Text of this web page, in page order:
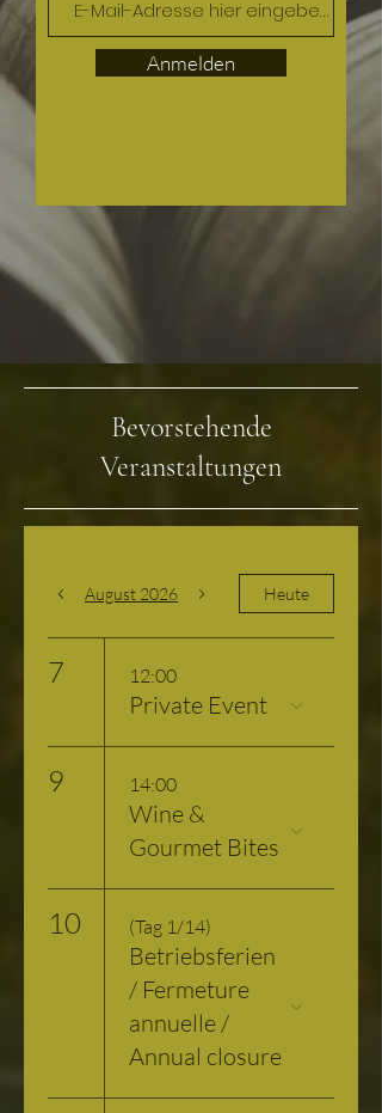
Anmelden
Bevorstehende
Veranstaltungen
August 2026 Heute
7 12:00
Private Event
9 14:00
Wine &
Gourmet Bites
10 (Tag 1/14)
Betriebsferien
/ Fermeture
annuelle /
Annual closure